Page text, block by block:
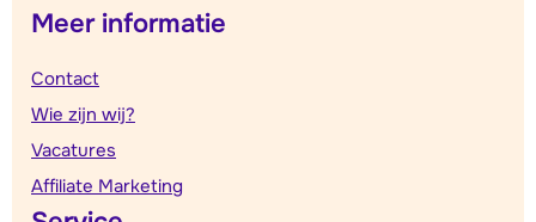
Meer informatie
Contact
Wie zijn wij?
Vacatures
Affiliate Marketing